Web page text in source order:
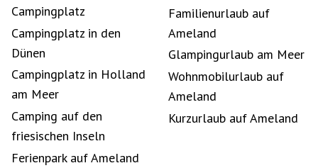
Campingplatz
Campingplatz in den
Dünen
Campingplatz in Holland
am Meer
Camping auf den
friesischen Inseln
Ferienpark auf Ameland
Familienurlaub auf
Ameland
Glampingurlaub am Meer
Wohnmobilurlaub auf
Ameland
Kurzurlaub auf Ameland